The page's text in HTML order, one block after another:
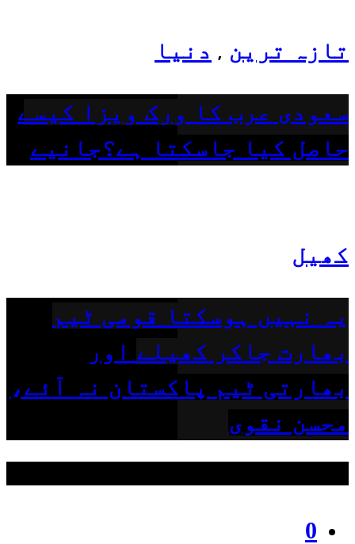
تازہ ترین , دنیا
سعودی عرب کا ورک ویزا کیسے
حاصل کیا جاسکتا ہے؟جانیے
کھیل
یہ نہیں ہوسکتا قومی ٹیم
بھارت جاکر کھیلے اور
بھارتی ٹیم پاکستان نہ آئے،
محسن نقوی
0